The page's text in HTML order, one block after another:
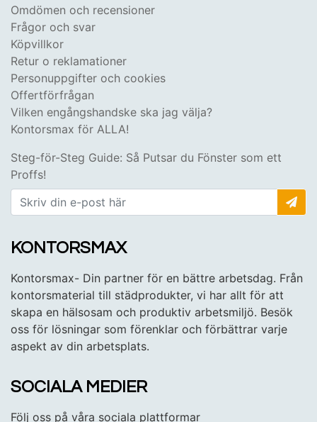
Omdömen och recensioner
Frågor och svar
Köpvillkor
Retur o reklamationer
Personuppgifter och cookies
Offertförfrågan
Vilken engångshandske ska jag välja?
Kontorsmax för ALLA!
Steg-för-Steg Guide: Så Putsar du Fönster som ett
Proffs!
KONTORSMAX
Kontorsmax- Din partner för en bättre arbetsdag. Från
kontorsmaterial till städprodukter, vi har allt för att
skapa en hälsosam och produktiv arbetsmiljö. Besök
oss för lösningar som förenklar och förbättrar varje
aspekt av din arbetsplats.
SOCIALA MEDIER
Följ oss på våra sociala plattformar